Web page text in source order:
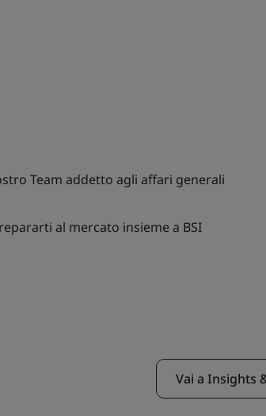
Team addetto agli affari generali
al mercato insieme a BSI
Vai a Insights